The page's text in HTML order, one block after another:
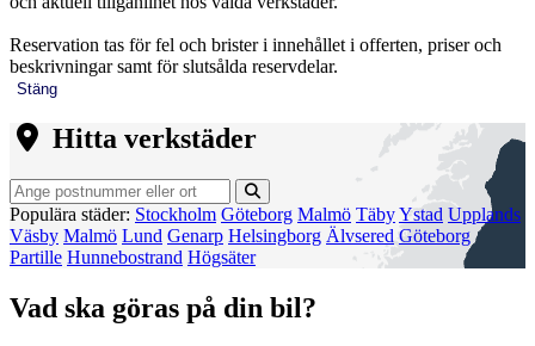
Reservation tas för fel och brister i innehållet i offerten, priser och
beskrivningar samt för slutsålda reservdelar.
Stäng
Hitta verkstäder
Populära städer: Stockholm Göteborg Malmö TäbyYstad Upplands
Väsby Malmö Lund Genarp Helsingborg Älvsered Göteborg
Partille Hunnebostrand Högsäter
Vad ska göras på din bil?